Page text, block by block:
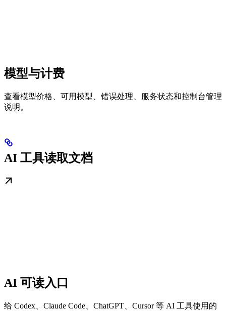
模型与计费
查看模型价格、可用模型、错误处理、服务状态和控制台管理
说明。
AI 工具读取文档
AI 可读入口
给 Codex、Claude Code、ChatGPT、Cursor 等 AI 工具使用的